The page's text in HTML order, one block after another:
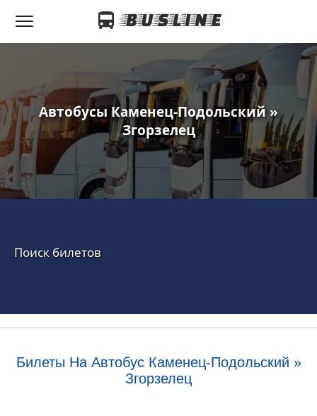
Автобусы Каменец-Подольский »
Згорзелец
Поиск билетов
Билеты На Автобус Каменец-Подольский »
Згорзелец